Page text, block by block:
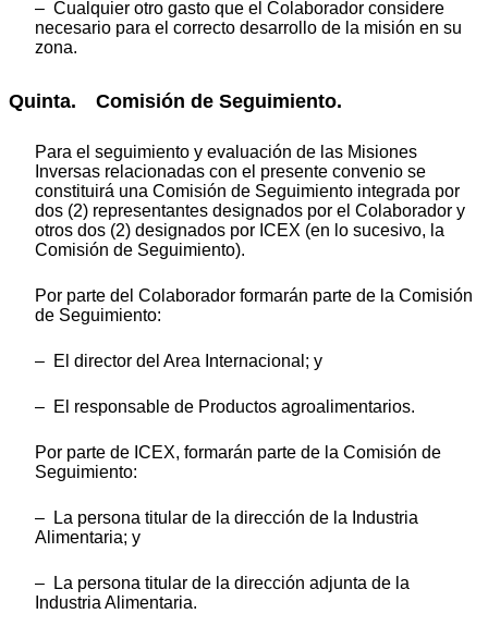
– Cualquier otro gasto que el Colaborador considere
necesario para el correcto desarrollo de la misión en su
zona.
Quinta. Comisión de Seguimiento.
Para el seguimiento y evaluación de las Misiones
Inversas relacionadas con el presente convenio se
constituirá una Comisión de Seguimiento integrada por
dos (2) representantes designados por el Colaborador y
otros dos (2) designados por ICEX (en lo sucesivo, la
Comisión de Seguimiento).
Por parte del Colaborador formarán parte de la Comisión
de Seguimiento:
– El director del Area Internacional; y
– El responsable de Productos agroalimentarios.
Por parte de ICEX, formarán parte de la Comisión de
Seguimiento:
– La persona titular de la dirección de la Industria
Alimentaria; y
– La persona titular de la dirección adjunta de la
Industria Alimentaria.